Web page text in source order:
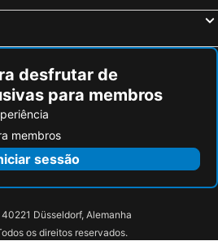
desfrutar de
para membros
membros
sessão
Düsseldorf, Alemanha
os direitos reservados.